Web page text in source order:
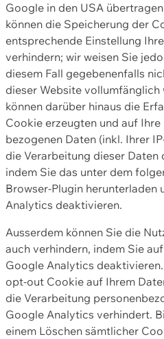
Google in den USA
können die Speicherung der
entsprechende Einstellung
verhindern; wir weisen Sie
diesem Fall gegebenenfalls
dieser Website vollumfänglich
können darüber hinaus die
Cookie erzeugten und auf
bezogenen Daten (inkl. Ihrer
die Verarbeitung dieser
indem Sie das unter dem
Browser-Plugin herunterladen
Analytics deaktivieren.
Ausserdem können Sie die
auch verhindern, indem Sie
Google Analytics
opt-out Cookie auf Ihrem
die Verarbeitung
Google Analytics verhindert.
einem Löschen sämtlicher